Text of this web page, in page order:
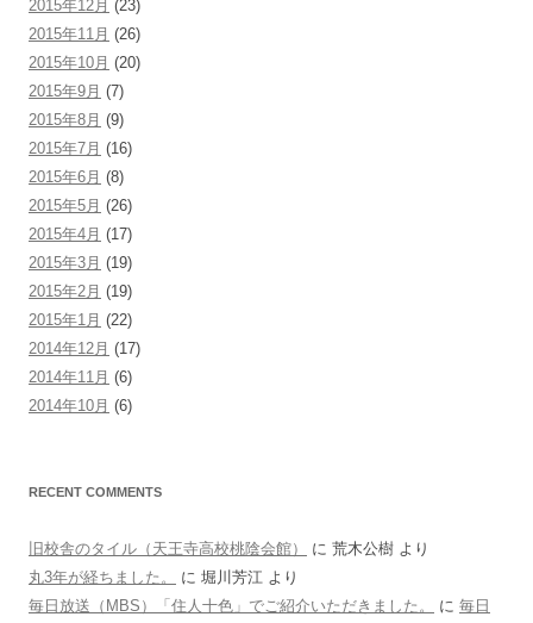
2015年12月 (23)
2015年11月 (26)
2015年10月 (20)
2015年9月 (7)
2015年8月 (9)
2015年7月 (16)
2015年6月 (8)
2015年5月 (26)
2015年4月 (17)
2015年3月 (19)
2015年2月 (19)
2015年1月 (22)
2014年12月 (17)
2014年11月 (6)
2014年10月 (6)
RECENT COMMENTS
旧校舎のタイル（天王寺高校桃陰会館） に 荒木公樹 より
丸3年が経ちました。
に 堀川芳江 より
毎日放送（MBS）「住人十色」でご紹介いただきました。
に 毎日